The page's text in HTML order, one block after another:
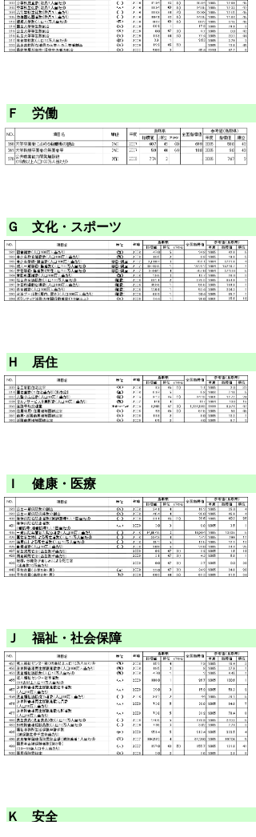
Ｆ 労働
Ｇ 文化・スポーツ
Ｈ 居住
Ｉ 健康・医療
Ｊ 福祉・社会保障
Ｋ 安全